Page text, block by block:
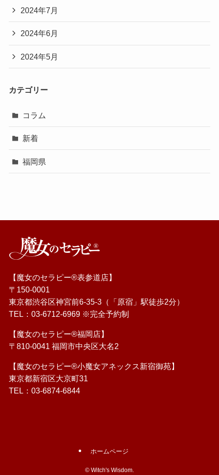
2024年7月
2024年6月
2024年5月
カテゴリー
コラム
新着
福岡県
【魔女のセラピー®表参道店】
〒150-0001
東京都渋谷区神宮前6-35-3（「原宿」駅徒歩2分）
TEL： 03-6712-6969※完全予約制
【魔女のセラピー®福岡店】
〒810-0041 福岡市中央区大名2
【魔女のセラピー®小魔女アネックス新宿御苑】
東京都新宿区大京町31
TEL： 03-6874-6844
ホームページ
© Witch's Wisdom.